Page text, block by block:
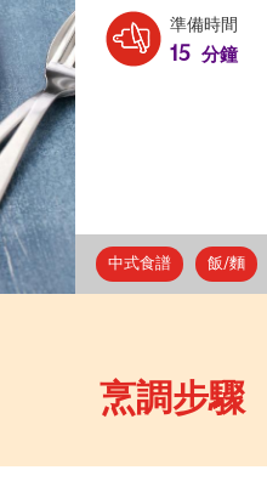
準備時間
15 分鐘
中式食譜 飯/麵
烹調步驟